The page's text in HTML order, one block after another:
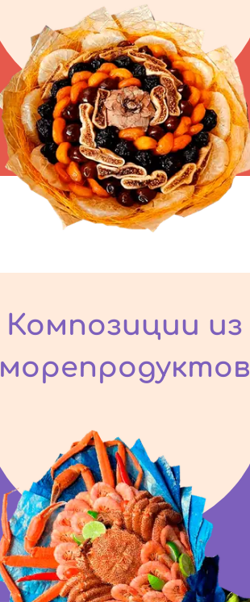
Композиции из
морепродуктов